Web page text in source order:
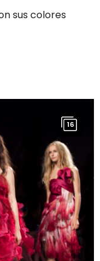
sus colores
16